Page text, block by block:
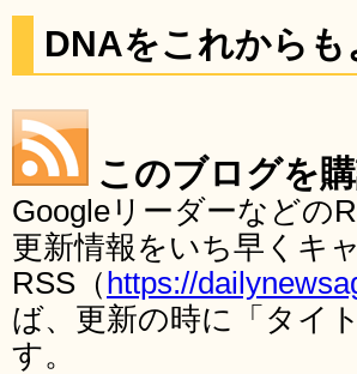
DNAをこれから
このブログを
Googleリーダーなどの
更新情報をいち早くキ
RSS（ https://
ば、更新の時に「タイ
す。